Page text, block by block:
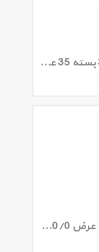
پلاستیک ضربه گیر سایز 20*35 بسته 35 عددی
پلاستیک حبابدار ضربه گیر رولی عرض 50/0 و طول 20 متر